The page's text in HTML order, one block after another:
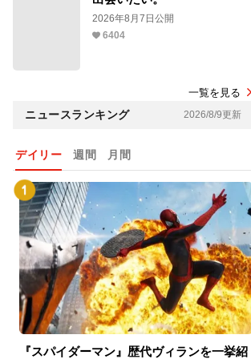
2026年8月7日公開
6404
一覧を見る
ニュースランキング 2026/8/9更新
デイリー 週間 月間
『スパイダーマン』歴代ヴィランを一挙紹